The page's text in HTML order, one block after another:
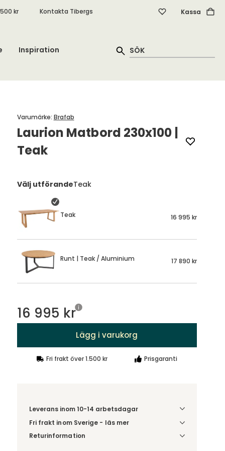
kr Kontakta Tibergs Kassa
Inspiration
Laurion Matbord 230x100 |
Teak
Varumärke: Brafab
Välj utförandeTeak
Teak 16 995 kr
Runt | Teak / Aluminium 17 890 kr
16 995 kr
Lägg i varukorg
Fri frakt över 1.500 kr Prisgaranti
Leverans inom 10-14 arbetsdagar
Fri frakt inom Sverige - läs mer
Denna vara skickas till ett ombud. Du väljer själv i
Returinformation